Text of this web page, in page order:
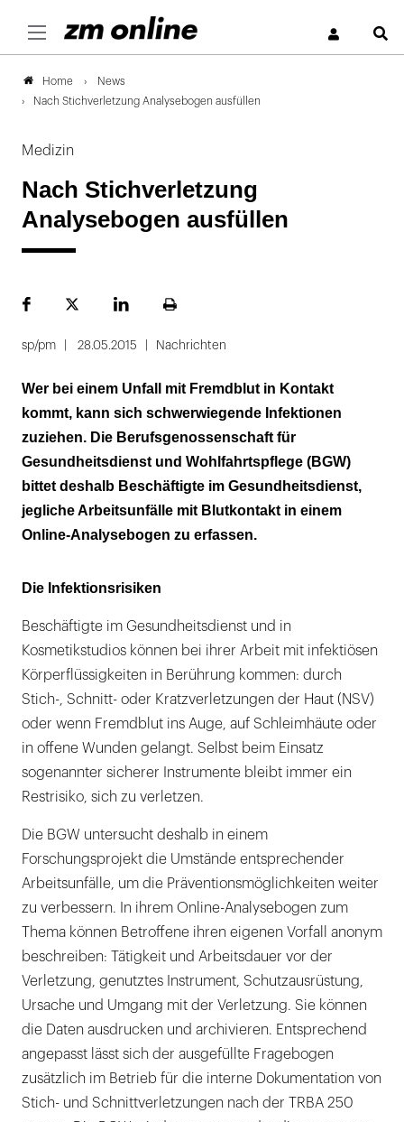
Home
News
Nach Stichverletzung Analysebogen ausfüllen
Medizin
Nach Stichverletzung
Analysebogen ausfüllen
FacebookPlattformLinekdInSeite
sp/pm 28.05.2015 Nachrichten
Wer bei einem Unfall mit Fremdblut in Kontakt
kommt, kann sich schwerwiegende Infektionen
zuziehen. Die Berufsgenossenschaft für
Gesundheitsdienst und Wohlfahrtspflege (BGW)
bittet deshalb Beschäftigte im Gesundheitsdienst,
jegliche Arbeitsunfälle mit Blutkontakt in einem
Online-Analysebogen zu erfassen.
Die Infektionsrisiken
Beschäftigte im Gesundheitsdienst und in
Kosmetikstudios können bei ihrer Arbeit mit infektiösen
Körperflüssigkeiten in Berührung kommen: durch
Stich-, Schnitt- oder Kratzverletzungen der Haut (NSV)
oder wenn Fremdblut ins Auge, auf Schleimhäute oder
in offene Wunden gelangt. Selbst beim Einsatz
sogenannter sicherer Instrumente bleibt immer ein
Restrisiko, sich zu verletzen.
Die BGW untersucht deshalb in einem
Forschungsprojekt die Umstände entsprechender
Arbeitsunfälle, um die Präventionsmöglichkeiten weiter
zu verbessern. In ihrem Online-Analysebogen zum
Thema können Betroffene ihren eigenen Vorfall anonym
beschreiben: Tätigkeit und Arbeitsdauer vor der
Verletzung, genutztes Instrument, Schutzausrüstung,
Ursache und Umgang mit der Verletzung. Sie können
die Daten ausdrucken und archivieren. Entsprechend
angepasst lässt sich der ausgefüllte Fragebogen
zusätzlich im Betrieb für die interne Dokumentation von
Stich- und Schnittverletzungen nach der TRBA 250